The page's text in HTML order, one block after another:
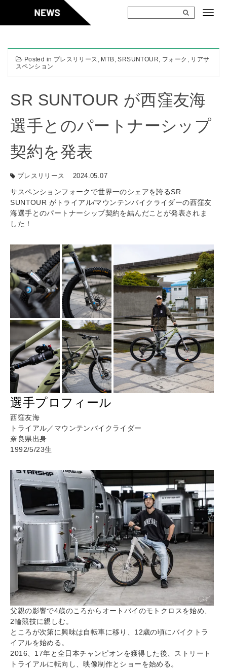
content
Posted in プレスリリース , MTB,SRSUNTOUR, フォーク , リアサ
スペンション
SR SUNTOUR が西窪友海
選手とのパートナーシップ
契約を発表
プレスリリース 2024.05.07
サスペンションフォークで世界一のシェアを誇るSR
SUNTOUR がトライアル/マウンテンバイクライダーの西窪友
海選手とのパートナーシップ契約を結んだことが発表されま
した！
選手プロフィール
西窪友海
トライアル／マウンテンバイクライダー
奈良県出身
1992/5/23生
父親の影響で4歳のころからオートバイのモトクロスを始め、
2輪競技に親しむ。
ところが次第に興味は自転車に移り、12歳の頃にバイクトラ
イアルを始める。
2016、17年と全日本チャンピオンを獲得した後、ストリート
トライアルに転向し、映像制作とショーを始める。